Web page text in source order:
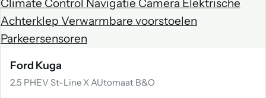
Ford Kuga
2.5 PHEV St-Line X AUtomaat B&O